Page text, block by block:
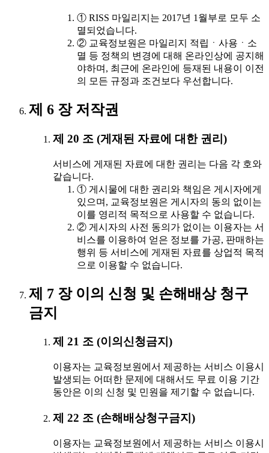
① RISS 마일리지는 2017년 1월부로 모두 소
멸되었습니다.
② 교육정보원은 마일리지 적립ㆍ사용ㆍ소
멸 등 정책의 변경에 대해 온라인상에 공지해
야하며, 최근에 온라인에 등재된 내용이 이전
의 모든 규정과 조건보다 우선합니다.
제 6 장 저작권
제 20 조 (게재된 자료에 대한 권리)
서비스에 게재된 자료에 대한 권리는 다음 각 호와
같습니다.
① 게시물에 대한 권리와 책임은 게시자에게
있으며, 교육정보원은 게시자의 동의 없이는
이를 영리적 목적으로 사용할 수 없습니다.
② 게시자의 사전 동의가 없이는 이용자는 서
비스를 이용하여 얻은 정보를 가공, 판매하는
행위 등 서비스에 게재된 자료를 상업적 목적
으로 이용할 수 없습니다.
제 7 장 이의 신청 및 손해배상 청구
금지
제 21 조 (이의신청금지)
이용자는 교육정보원에서 제공하는 서비스 이용시
발생되는 어떠한 문제에 대해서도 무료 이용 기간
동안은 이의 신청 및 민원을 제기할 수 없습니다.
제 22 조 (손해배상청구금지)
이용자는 교육정보원에서 제공하는 서비스 이용시